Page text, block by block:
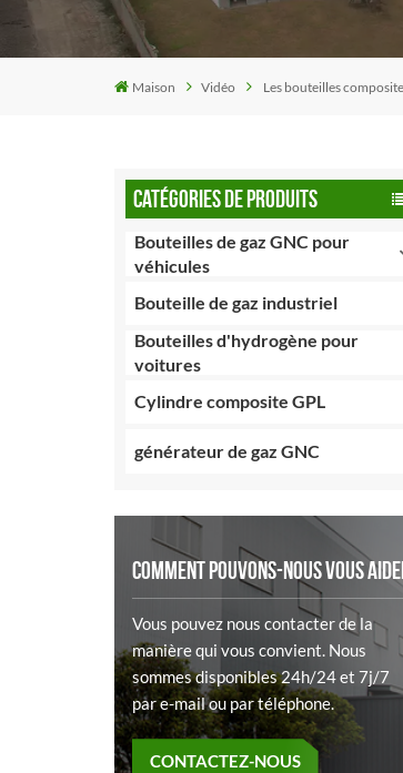
Maison Vidéo Les bouteilles
CATÉGORIES DE PRODUITS
Bouteilles de gaz GNC pour
véhicules
Bouteille de gaz industriel
Bouteilles d'hydrogène pour
voitures
Cylindre composite GPL
générateur de gaz GNC
COMMENT POUVONS-NOUS VOUS
Vous pouvez nous contacter de la
manière qui vous convient. Nous
sommes disponibles 24h/24 et 7j/7
par e-mail ou par téléphone.
CONTACTEZ-NOUS